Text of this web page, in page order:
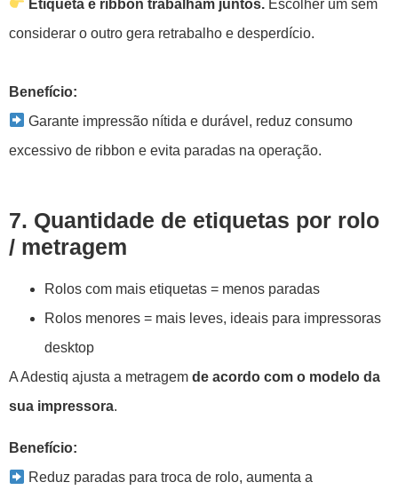
Etiqueta e ribbon trabalham juntos. Escolher um sem
considerar o outro gera retrabalho e desperdício.
Benefício:
Garante impressão nítida e durável, reduz consumo
excessivo de ribbon e evita paradas na operação.
7. Quantidade de etiquetas por rolo
/ metragem
Rolos com mais etiquetas = menos paradas
Rolos menores = mais leves, ideais para impressoras
desktop
A Adestiq ajusta a metragem de acordo com o modelo da
sua impressora.
Benefício:
Reduz paradas para troca de rolo, aumenta a